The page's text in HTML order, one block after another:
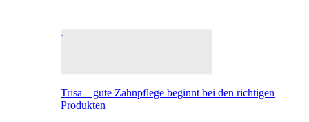
Trisa – gute Zahnpflege beginnt bei den richtigen
Produkten